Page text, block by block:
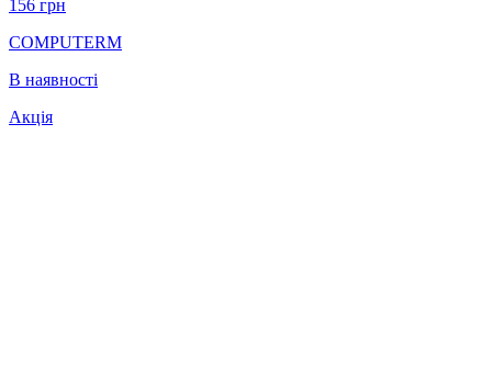
156 грн
COMPUTERM
В наявності
Акція